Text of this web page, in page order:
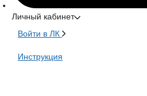
Личный кабинет
Войти в ЛК
Инструкция